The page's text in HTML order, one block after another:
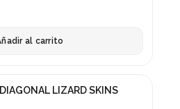
al carrito
LIZARD SKINS